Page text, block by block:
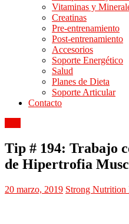
Vitaminas y
Creatinas
Pre-entrenamiento
Post-entrenamiento
Accesorios
Soporte Energético
Salud
Planes de Dieta
Soporte Articular
Contacto
Tip # 194: Trabajo
de Hipertrofia
20 marzo, 2019 Strong Nutrition